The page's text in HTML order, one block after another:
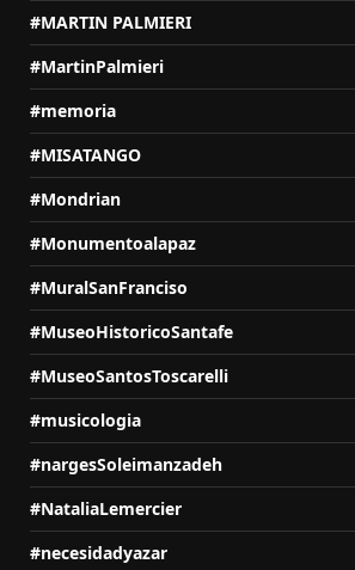
#MARTIN PALMIERI
#MartinPalmieri
#memoria
#MISATANGO
#Mondrian
#Monumentoalapaz
#MuralSanFranciso
#MuseoHistoricoSantafe
#MuseoSantosToscarelli
#musicologia
#nargesSoleimanzadeh
#NataliaLemercier
#necesidadyazar